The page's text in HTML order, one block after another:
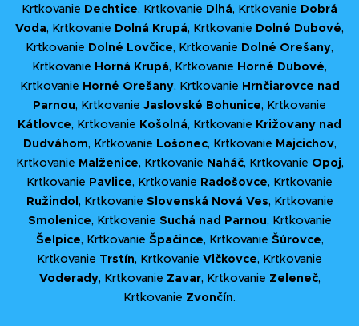
Krtkovanie Dechtice, Krtkovanie Dlhá, Krtkovanie Dobrá
Voda, Krtkovanie Dolná Krupá, Krtkovanie Dolné Dubové,
Krtkovanie Dolné Lovčice, Krtkovanie Dolné Orešany,
Krtkovanie Horná Krupá, Krtkovanie Horné Dubové,
Krtkovanie Horné Orešany, Krtkovanie Hrnčiarovce nad
Parnou, Krtkovanie Jaslovské Bohunice, Krtkovanie
Kátlovce, Krtkovanie Košolná, Krtkovanie Križovany nad
Dudváhom, Krtkovanie Lošonec, Krtkovanie Majcichov,
Krtkovanie Malženice, Krtkovanie Naháč, Krtkovanie Opoj,
Krtkovanie Pavlice, Krtkovanie Radošovce, Krtkovanie
Ružindol, Krtkovanie Slovenská Nová Ves, Krtkovanie
Smolenice, Krtkovanie Suchá nad Parnou, Krtkovanie
Šelpice, Krtkovanie Špačince, Krtkovanie Šúrovce,
Krtkovanie Trstín, Krtkovanie Vlčkovce, Krtkovanie
Voderady, Krtkovanie Zavar, Krtkovanie Zeleneč,
Krtkovanie Zvončín.